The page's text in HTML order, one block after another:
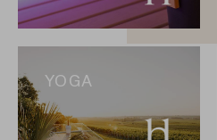
YOGA